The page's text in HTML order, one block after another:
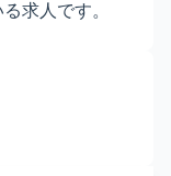
求人です。